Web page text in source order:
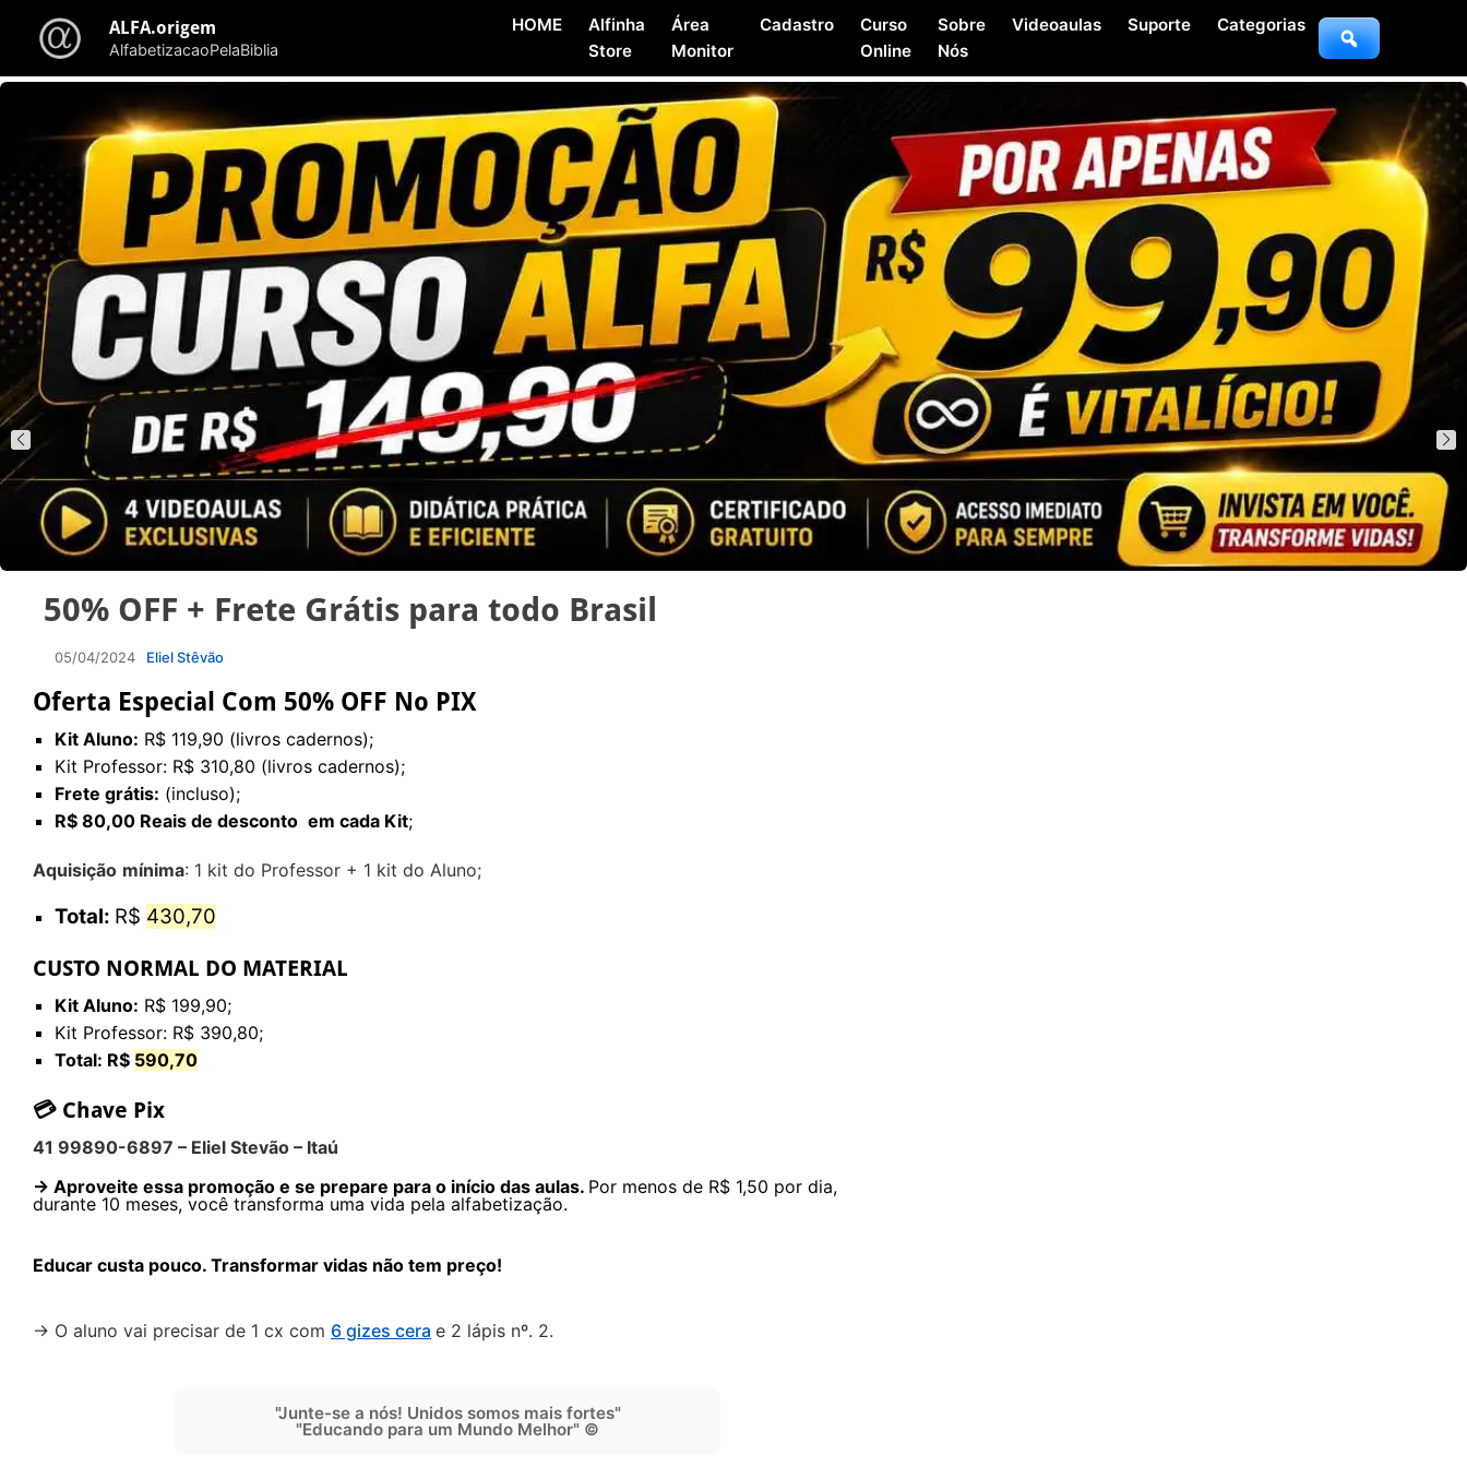
ALFA.origem
AlfabetizacaoPelaBiblia
HOME
Alfinha
Store
Área
Monitor
Cadastro
Curso
Online
Sobre
Nós
Videoaulas Suporte Categorias
50% OFF + Frete Grátis para todo Brasil
05/04/2024 Eliel Stêvão
Oferta Especial Com 50% OFF No PIX
Kit Aluno: R$ 119,90 (livros cadernos);
Kit Professor: R$ 310,80 (livros cadernos);
Frete grátis: (incluso);
R$ 80,00 Reais de desconto em cada Kit;
Aquisição mínima: 1 kit do Professor + 1 kit do Aluno;
Total: R$ 430,70
CUSTO NORMAL DO MATERIAL
Kit Aluno: R$ 199,90;
Kit Professor: R$ 390,80;
Total: R$ 590,70
💳 Chave Pix
41 99890-6897 – Eliel Stevão – Itaú
→ Aproveite essa promoção e se prepare para o início das aulas. Por menos de R$ 1,50 por dia,
durante 10 meses, você transforma uma vida pela alfabetização.
Educar custa pouco. Transformar vidas não tem preço!
→ O aluno vai precisar de 1 cx com 6 gizes cera e 2 lápis nº. 2.
"Junte-se a nós! Unidos somos mais fortes"
"Educando para um Mundo Melhor" ©